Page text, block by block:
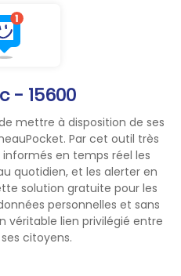
- 15600
mettre à disposition de ses
Par cet outil très
en temps réel les
quotidien, et les alerter en
solution gratuite pour les
personnelles et sans
véritable lien privilégié entre
citoyens.